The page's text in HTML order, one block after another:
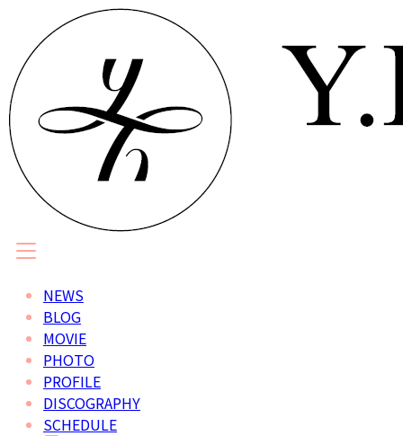
NEWS
BLOG
MOVIE
PHOTO
PROFILE
DISCOGRAPHY
SCHEDULE